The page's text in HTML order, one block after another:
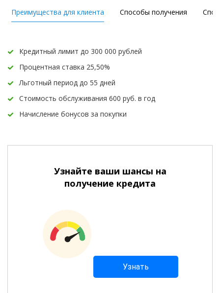
Преимущества для клиента Способы получения
Кредитный лимит до 300 000 рублей
Процентная ставка 25,50%
Льготный период до 55 дней
Стоимость обслуживания 600 руб. в год
Начисление бонусов за покупки
Узнайте ваши шансы на
получение кредита